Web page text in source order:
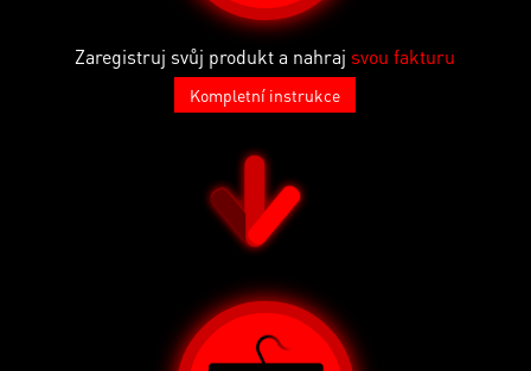
Zaregistruj svůj produkt a nahraj svou fakturu
Kompletní instrukce